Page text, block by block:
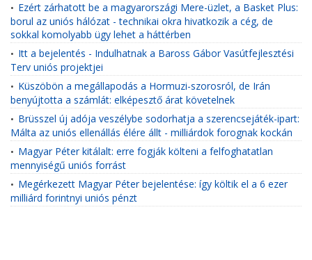
• Ezért zárhatott be a magyarországi Mere-üzlet, a Basket Plus:
borul az uniós hálózat - technikai okra hivatkozik a cég, de
sokkal komolyabb ügy lehet a háttérben
• Itt a bejelentés - Indulhatnak a Baross Gábor Vasútfejlesztési
Terv uniós projektjei
• Küszöbön a megállapodás a Hormuzi-szorosról, de Irán
benyújtotta a számlát: elképesztő árat követelnek
• Brüsszel új adója veszélybe sodorhatja a szerencsejáték-ipart:
Málta az uniós ellenállás élére állt - milliárdok forognak kockán
• Magyar Péter kitálalt: erre fogják költeni a felfoghatatlan
mennyiségű uniós forrást
• Megérkezett Magyar Péter bejelentése: így költik el a 6 ezer
milliárd forintnyi uniós pénzt